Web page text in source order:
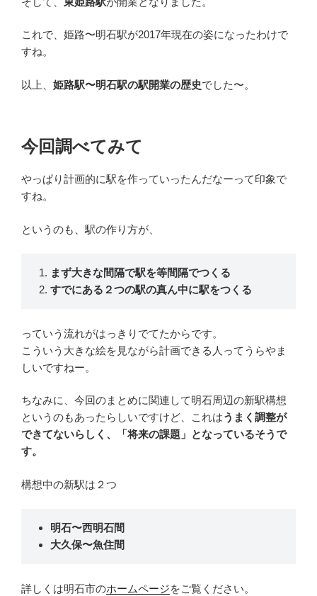
これで、姫路〜明石駅が2017年現在の姿になったわけで
すね。
以上、 姫路駅〜明石駅の駅開業の歴史でした〜。
今回調べてみて
やっぱり計画的に駅を作っていったんだなーって印象で
すね。
というのも、駅の作り方が、
まず大きな間隔で駅を等間隔でつくる
すでにある２つの駅の真ん中に駅をつくる
っていう流れがはっきりでてたからです。
こういう大きな絵を見ながら計画できる人ってうらやま
しいですねー。
ちなみに、今回のまとめに関連して明石周辺の新駅構想
というのもあったらしいですけど、これはうまく調整が
できてないらしく、「将来の課題」となっているそうで
す。
構想中の新駅は２つ
明石〜西明石間
大久保〜魚住間
詳しくは明石市のホームページをご覧ください。